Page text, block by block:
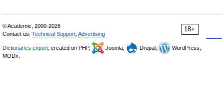
18+
© Academic, 2000-2026
Contact us: Technical Support Advertising
Dictionaries export , created on PHP, Joomla, Drupal,
WordPress,
MODx.